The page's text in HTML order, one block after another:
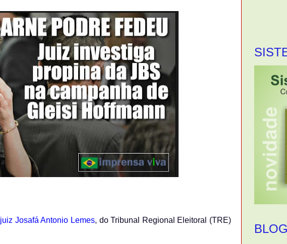
juiz Josafá Antonio Lemes, do Tribunal Regional Eleitoral (TRE)